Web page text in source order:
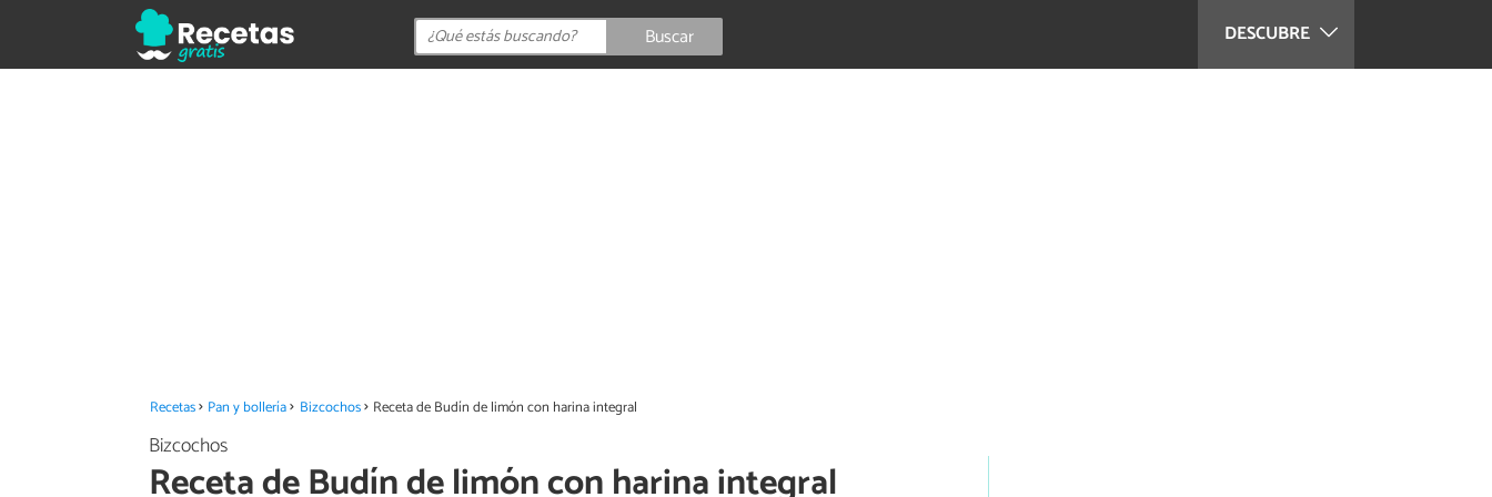
DESCUBRE
Buscar
Recetas Pan y bollería Bizcochos Receta de Budín de limón con harina integral
Bizcochos
Receta de Budín de limón con harina integral